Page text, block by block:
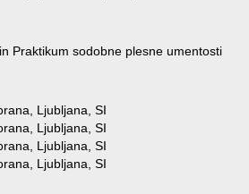
Praktikum sodobne plesne umentosti
Ljubljana, SI
Ljubljana, SI
Ljubljana, SI
Ljubljana, SI